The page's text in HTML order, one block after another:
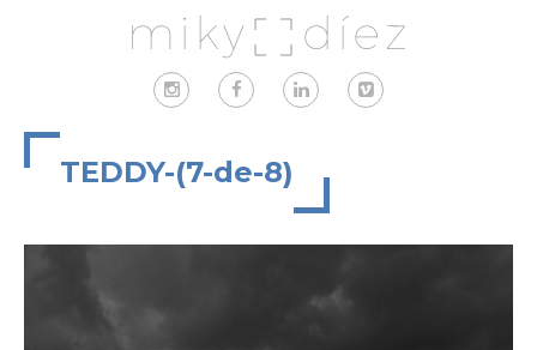
TEDDY-(7-de-8)